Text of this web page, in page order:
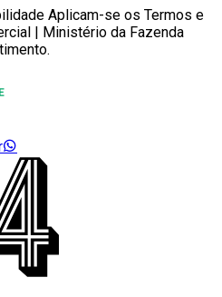
Aplicam-se os Termos e
| Ministério da Fazenda